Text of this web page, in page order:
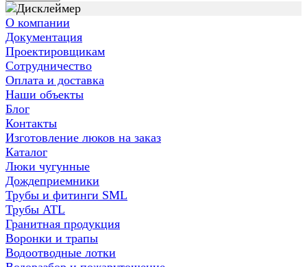
О компании
Документация
Проектировщикам
Сотрудничество
Оплата и доставка
Наши объекты
Блог
Контакты
Изготовление люков на заказ
Каталог
Люки чугунные
Дождеприемники
Трубы и фитинги SML
Трубы ATL
Гранитная продукция
Воронки и трапы
Водоотводные лотки